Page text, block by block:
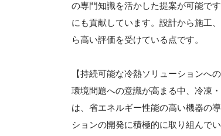
の専門知識を活かした提案が可能で
にも貢献しています。設計から施工
ら高い評価を受けている点です。
【持続可能な冷熱ソリューションへの
環境問題への意識が高まる中、冷凍
は、省エネルギー性能の高い機器の
ションの開発に積極的に取り組んで